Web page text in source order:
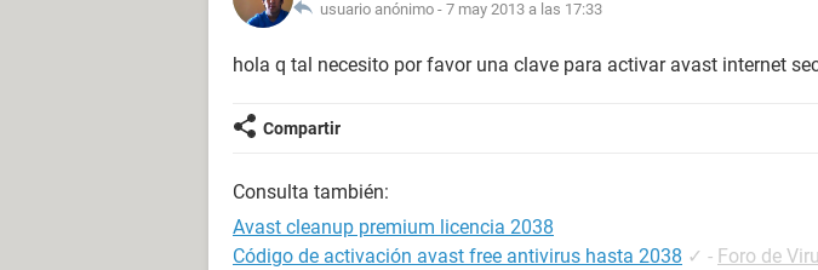
usuario anónimo - 7 may 2013 a las 17:33
hola q tal necesito por favor una clave para activar avast internet
Compartir
Consulta también:
Avast cleanup premium licencia 2038
Código de activación avast free antivirus hasta 2038 ✓ - Foro de